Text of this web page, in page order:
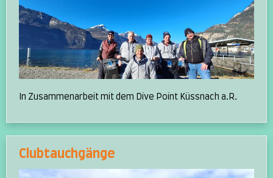
In Zusammenarbeit mit dem Dive Point Küssnach a.R.
Clubtauchgänge